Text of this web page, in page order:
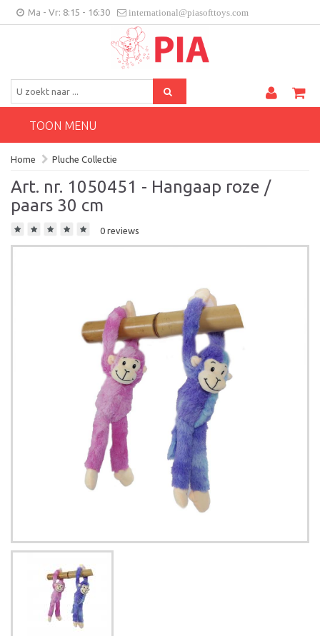
Ma - Vr: 8:15 - 16:30 international@piasofttoys.com
Klantenfeedback
BE/NL
TOON MENU
Home Pluche Collectie
Art. nr. 1050451 - Hangaap roze /
paars 30 cm
0 reviews